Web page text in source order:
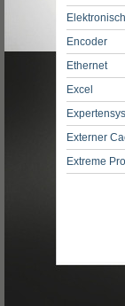
Encoder
Ethernet
Excel
Externer
Extreme